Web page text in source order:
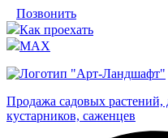
Позвонить
Как проехать
MAX
Продажа садовых растений,
кустарников, саженцев